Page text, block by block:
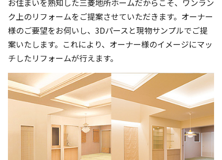
ク上のリフォームをご提案させていただきます。オーナー
様のご要望をお伺いし、3Dパースと現物サンプルでご提
案いたします。これにより、オーナー様のイメージにマッ
チしたリフォームが行えます。